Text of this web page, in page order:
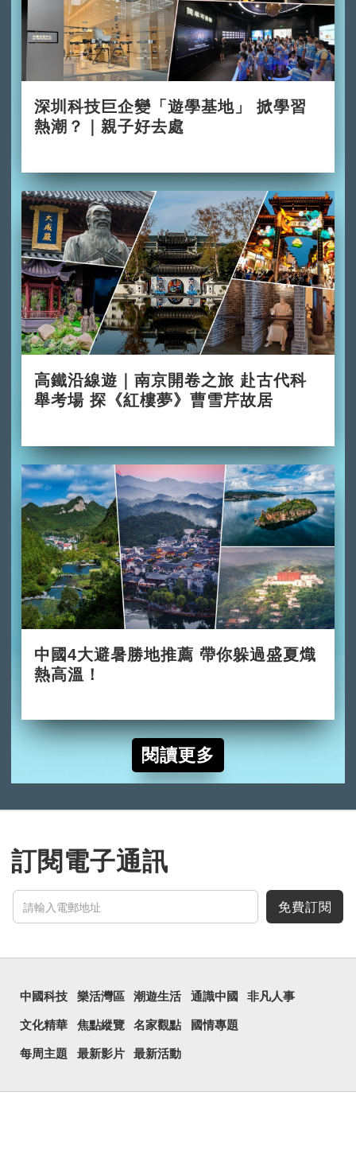
深圳科技巨企變「遊學基地」 掀學習
熱潮？｜親子好去處
高鐵沿線遊｜南京開卷之旅 赴古代科
舉考場 探《紅樓夢》曹雪芹故居
中國4大避暑勝地推薦 帶你躲過盛夏熾
熱高溫！
閱讀更多
訂閱電子通訊
免費訂閱
中國科技 樂活灣區 潮遊生活 通識中國 非凡人事
文化精華 焦點縱覽 名家觀點 國情專題
每周主題 最新影片 最新活動